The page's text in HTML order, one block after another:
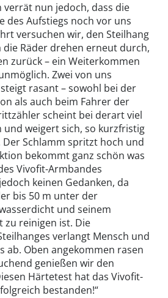
verrät nun jedoch, dass die
des Aufstiegs noch vor uns
versuchen wir, den Steilhang
Räder drehen erneut durch,
zurück – ein Weiterkommen
Zwei von uns
rasant – sowohl bei der
als auch beim Fahrer der
scheint bei derart viel
weigert sich, so kurzfristig
Der Schlamm spritzt hoch und
bekommt ganz schön was
Vivofit-Armbandes
keinen Gedanken, da
bis 50 m unter der
und seinem
zu reinigen ist. Die
verlangt Mensch und
ab. Oben angekommen rasen
genießen wir den
Härtetest hat das Vivofit-
bestanden!“